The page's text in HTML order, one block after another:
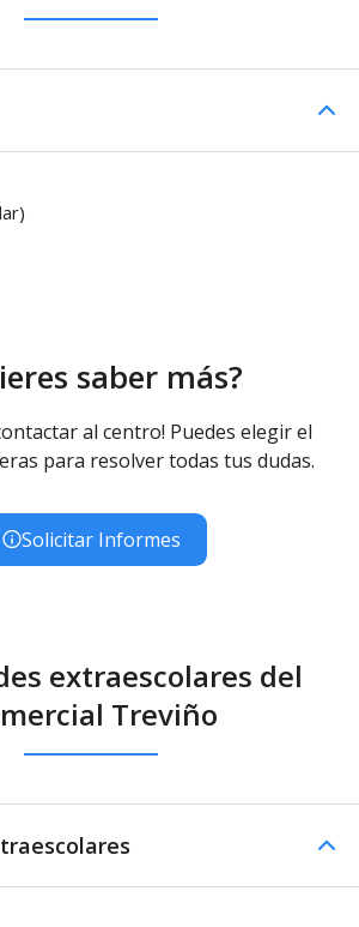
saber más?
al centro! Puedes elegir el
para resolver todas tus dudas.
Solicitar Informes
extraescolares del
Treviño